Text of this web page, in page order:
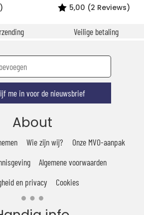
5,00 (2 Reviews)
Veilige betaling
me in voor de nieuwsbrief
About
Wie zijn wij?
Onze MVO-aanpak
Algemene voorwaarden
en privacy
Cookies